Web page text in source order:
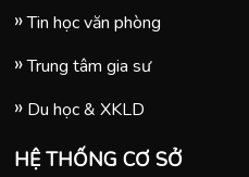
Tin học văn phòng
Trung tâm gia sư
Du học & XKLD
HỆ THỐNG CƠ SỞ